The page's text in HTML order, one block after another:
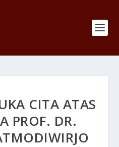
CITA ATAS
PROF. DR.